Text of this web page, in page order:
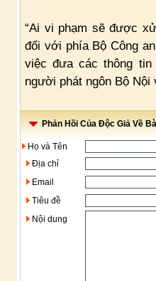
“Ai vi phạm sẽ được
đổi với phía Bộ Công
việc đưa các thông tin
người phát ngôn Bộ Nội
Phản Hồi Của Độc Giả Về
Họ và Tên
Địa chỉ
Email
Tiêu đề
Nội dung